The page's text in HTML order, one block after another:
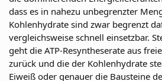
dass es in nahezu unbegrenzter
Kohlenhydrate sind zwar begrenzt
vergleichsweise schnell einsetzbar.
geht die ATP-Resyntheserate aus
zurück und die der Kohlenhydrate
Eiweiß oder genauer die Bausteine